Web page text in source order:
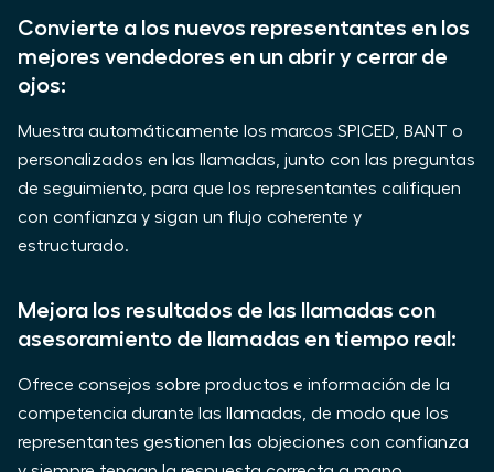
Convierte a los nuevos representantes en los
mejores vendedores en un abrir y cerrar de
ojos:
Muestra automáticamente los marcos SPICED, BANT o
personalizados en las llamadas, junto con las preguntas
de seguimiento, para que los representantes califiquen
con confianza y sigan un flujo coherente y
estructurado.
Mejora los resultados de las llamadas con
asesoramiento de llamadas en tiempo real:
Ofrece consejos sobre productos e información de la
competencia durante las llamadas, de modo que los
representantes gestionen las objeciones con confianza